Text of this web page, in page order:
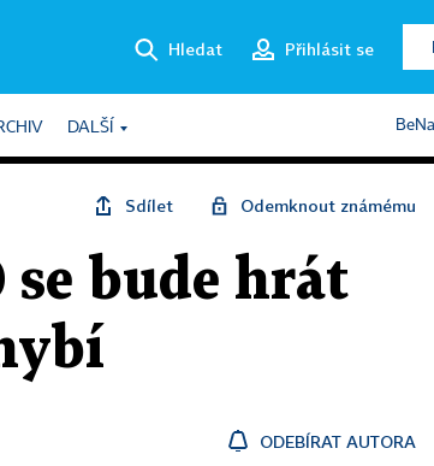
Hledat Přihlásit se
DALŠÍ
Sdílet Odemknout známému
bude hrát
ODEBÍRAT AUTORA